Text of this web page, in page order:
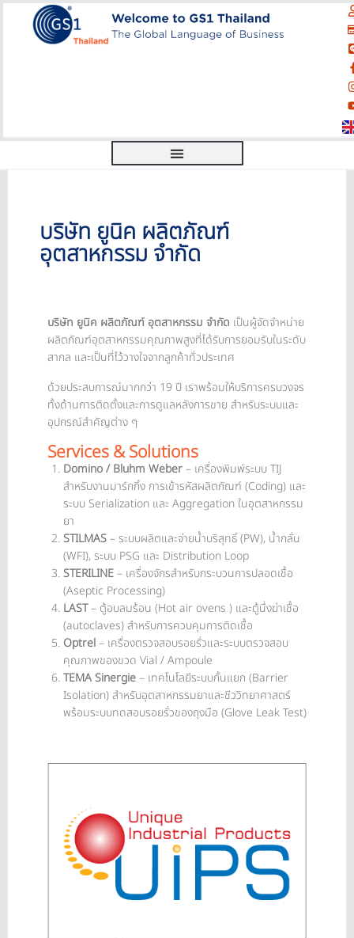
บริษัท ยูนิค ผลิตภัณฑ์
อุตสาหกรรม จำกัด
บริษัท ยูนิค ผลิตภัณฑ์ อุตสาหกรรม จำกัด เป็นผู้จัดจำหน่าย
ผลิตภัณฑ์อุตสาหกรรมคุณภาพสูงที่ได้รับการยอมรับในระดับ
สากล และเป็นที่ไว้วางใจจากลูกค้าทั่วประเทศ
ด้วยประสบการณ์มากกว่า 19 ปี เราพร้อมให้บริการครบวงจร
ทั้งด้านการติดตั้งและการดูแลหลังการขาย สำหรับระบบและ
อุปกรณ์สำคัญต่าง ๆ
Services & Solutions
Domino / Bluhm Weber– เครื่องพิมพ์ระบบ TIJ
สำหรับงานมาร์กกิ้ง การเข้ารหัสผลิตภัณฑ์ (Coding) และ
ระบบ Serialization และ Aggregation ในอุตสาหกรรม
ยา
STILMAS– ระบบผลิตและจ่ายน้ำบริสุทธิ์ (PW), น้ำกลั่น
(WFI), ระบบ PSG และ Distribution Loop
STERILINE– เครื่องจักรสำหรับกระบวนการปลอดเชื้อ
(Aseptic Processing)
LAST– ตู้อบลมร้อน (Hot air ovens ) และตู้นึ่งฆ่าเชื้อ
(autoclaves) สำหรับการควบคุมการติดเชื้อ
Optrel– เครื่องตรวจสอบรอยรั่วและระบบตรวจสอบ
คุณภาพของขวด Vial / Ampoule
TEMA Sinergie– เทคโนโลยีระบบกั้นแยก (Barrier
Isolation) สำหรับอุตสาหกรรมยาและชีววิทยาศาสตร์
พร้อมระบบทดสอบรอยรั่วของถุงมือ (Glove Leak Test)